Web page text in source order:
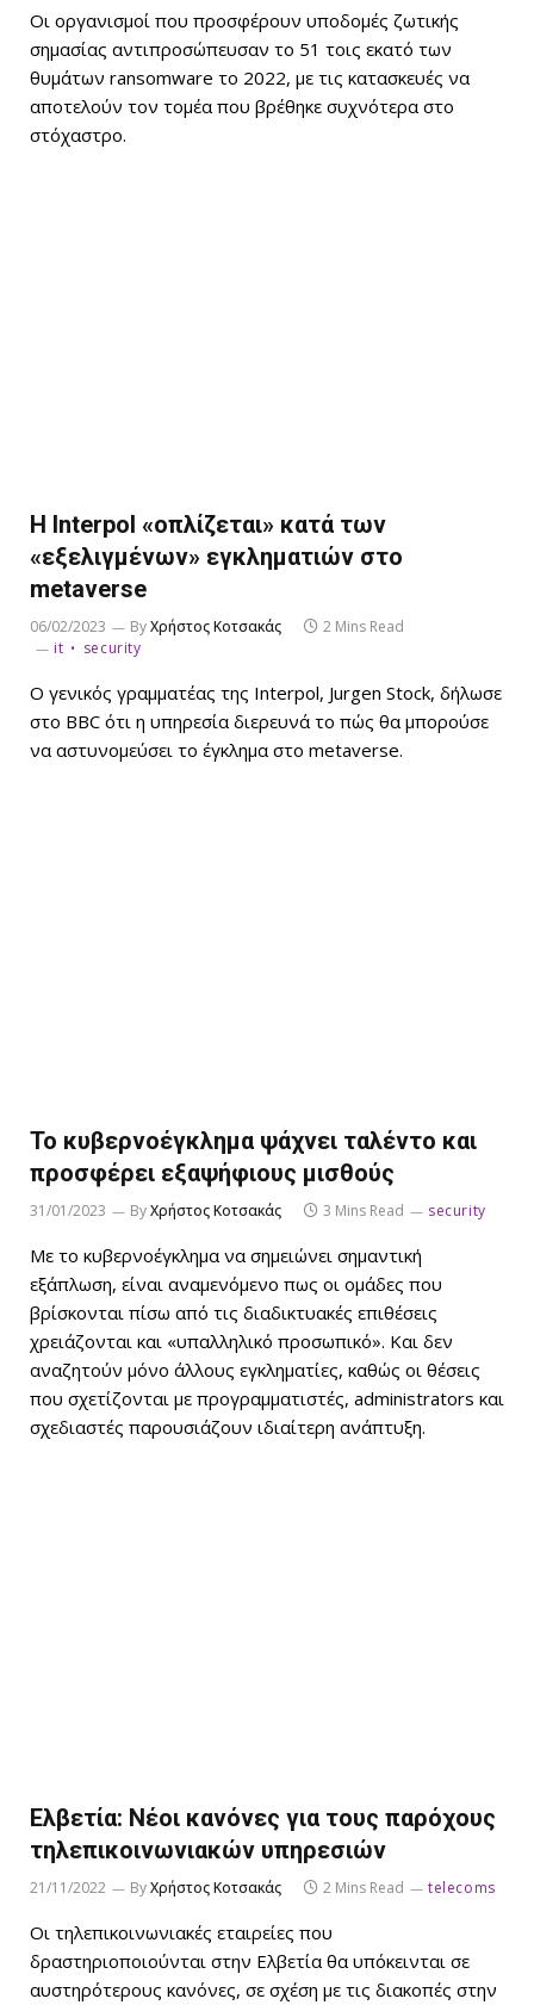
Οι οργανισμοί που προσφέρουν υποδομές ζωτικής
σημασίας αντιπροσώπευσαν το 51 τοις εκατό των
θυμάτων ransomware το 2022, με τις κατασκευές να
αποτελούν τον τομέα που βρέθηκε συχνότερα στο
στόχαστρο.
Η Interpol «οπλίζεται» κατά των
«εξελιγμένων» εγκληματιών στο
metaverse
06/02/2023 ByΧρήστος Κοτσακάς
2 Mins Read
it
security
Ο γενικός γραμματέας της Interpol, Jurgen Stock, δήλωσε
στο BBC ότι η υπηρεσία διερευνά το πώς θα μπορούσε
να αστυνομεύσει το έγκλημα στο metaverse.
Το κυβερνοέγκλημα ψάχνει ταλέντο και
προσφέρει εξαψήφιους μισθούς
31/01/2023 ByΧρήστος Κοτσακάς 3 Mins Read security
Με το κυβερνοέγκλημα να σημειώνει σημαντική
εξάπλωση, είναι αναμενόμενο πως οι ομάδες που
βρίσκονται πίσω από τις διαδικτυακές επιθέσεις
χρειάζονται και «υπαλληλικό προσωπικό». Και δεν
αναζητούν μόνο άλλους εγκληματίες, καθώς οι θέσεις
που σχετίζονται με προγραμματιστές, administrators και
σχεδιαστές παρουσιάζουν ιδιαίτερη ανάπτυξη.
Ελβετία: Νέοι κανόνες για τους παρόχους
τηλεπικοινωνιακών υπηρεσιών
21/11/2022 ByΧρήστος Κοτσακάς 2 Mins Read telecoms
Οι τηλεπικοινωνιακές εταιρείες που
δραστηριοποιούνται στην Ελβετία θα υπόκεινται σε
αυστηρότερους κανόνες, σε σχέση με τις διακοπές στην